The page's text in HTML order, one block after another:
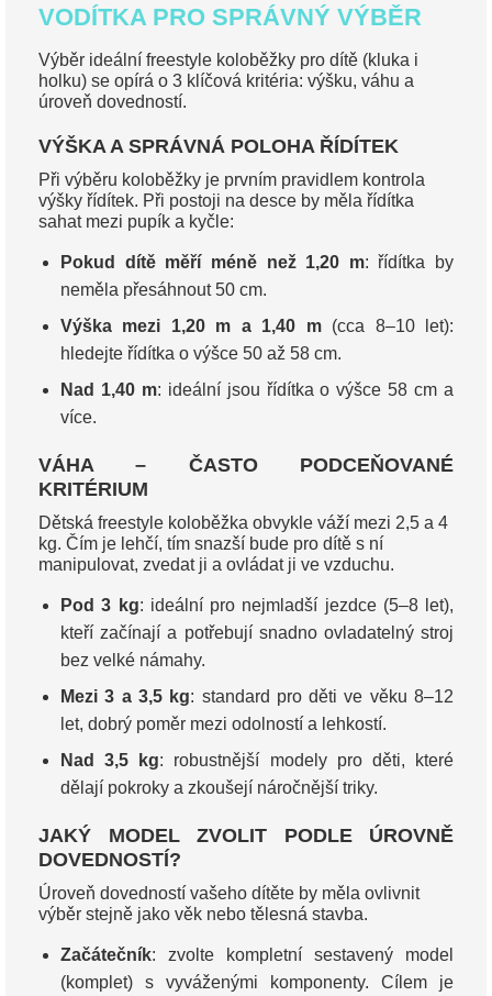
VODÍTKA PRO SPRÁVNÝ VÝBĚR
Výběr ideální freestyle koloběžky pro dítě (kluka i
holku) se opírá o 3 klíčová kritéria: výšku, váhu a
úroveň dovedností.
VÝŠKA A SPRÁVNÁ POLOHA ŘÍDÍTEK
Při výběru koloběžky je prvním pravidlem kontrola
výšky řídítek. Při postoji na desce by měla řídítka
sahat mezi pupík a kyčle:
Pokud dítě měří méně než 1,20 m: řídítka by
neměla přesáhnout 50 cm.
Výška mezi 1,20 m a 1,40 m(cca 8–10 let):
hledejte řídítka o výšce 50 až 58 cm.
Nad 1,40 m: ideální jsou řídítka o výšce 58 cm a
více.
VÁHA – ČASTO PODCEŇOVANÉ
KRITÉRIUM
Dětská freestyle koloběžka obvykle váží mezi 2,5 a 4
kg. Čím je lehčí, tím snazší bude pro dítě s ní
manipulovat, zvedat ji a ovládat ji ve vzduchu.
Pod 3 kg: ideální pro nejmladší jezdce (5–8 let),
kteří začínají a potřebují snadno ovladatelný stroj
bez velké námahy.
Mezi 3 a 3,5 kg: standard pro děti ve věku 8–12
let, dobrý poměr mezi odolností a lehkostí.
Nad 3,5 kg: robustnější modely pro děti, které
dělají pokroky a zkoušejí náročnější triky.
JAKÝ MODEL ZVOLIT PODLE ÚROVNĚ
DOVEDNOSTÍ?
Úroveň dovedností vašeho dítěte by měla ovlivnit
výběr stejně jako věk nebo tělesná stavba.
Začátečník: zvolte kompletní sestavený model
(komplet) s vyváženými komponenty. Cílem je